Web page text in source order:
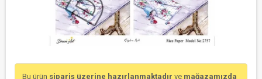
Bu ürün sipariş üzerine hazırlanmaktadır ve mağazamızda